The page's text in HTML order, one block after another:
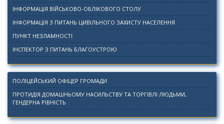
ІНФОРМАЦІЯ ВІЙСЬКОВО-ОБЛІКОВОГО СТОЛУ
ІНФОРМАЦІЯ З ПИТАНЬ ЦИВІЛЬНОГО ЗАХИСТУ НАСЕЛЕННЯ
ПУНКТ НЕЗЛАМНОСТІ
ІНСПЕКТОР З ПИТАНЬ БЛАГОУСТРОЮ
ПОЛІЦЕЙСЬКИЙ ОФІЦЕР ГРОМАДИ
ПРОТИДІЯ ДОМАШНЬОМУ НАСИЛЬСТВУ ТА ТОРГІВЛІ ЛЮДЬМИ,
ГЕНДЕРНА РІВНІСТЬ